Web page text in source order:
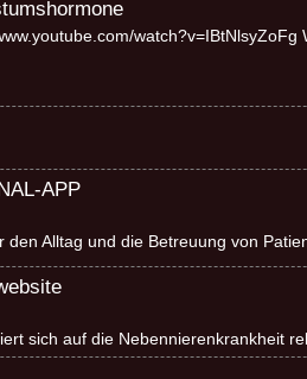
watch?v=IBtNlsyZoFg
APP
den Alltag und die Betreuung von
sich auf die Nebennierenkrankheit